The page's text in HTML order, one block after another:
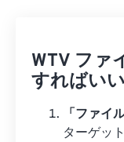
WTV ファ
すればい
「ファイ
ターゲッ